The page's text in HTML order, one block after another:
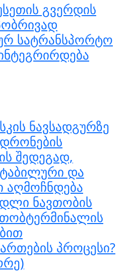
გვერდის
სატრანსპორტო
ნავსადგურზე
შედეგად,
და
აღმოჩნდება
ნავთობის
პროცესი?